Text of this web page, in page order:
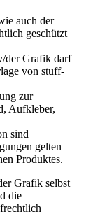
auch der
geschützt
der Grafik darf
von stuff-
zur
Aufkleber,
sind
gelten
Produktes.
Grafik selbst
die